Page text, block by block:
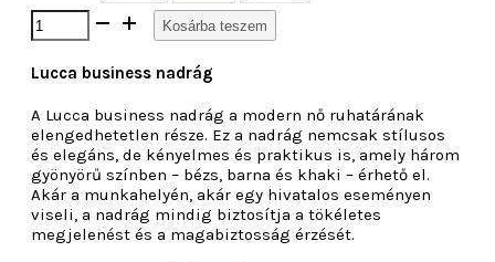
Lucca
business
mennyiség
Kosárba teszem
Lucca business nadrág
A Lucca business nadrág a modern nő ruhatárának
elengedhetetlen része. Ez a nadrág nemcsak stílusos
és elegáns, de kényelmes és praktikus is, amely három
gyönyörű színben – bézs, barna és khaki – érhető el.
Akár a munkahelyén, akár egy hivatalos eseményen
viseli, a nadrág mindig biztosítja a tökéletes
megjelenést és a magabiztosság érzését.